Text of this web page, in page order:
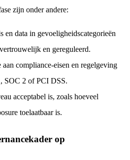
zijn onder andere:
en data in gevoeligheidscategorieën
en gereguleerd.
compliance-eisen en regelgeving
SOC 2 of PCI DSS.
acceptabel is, zoals hoeveel
toelaatbaar is.
op